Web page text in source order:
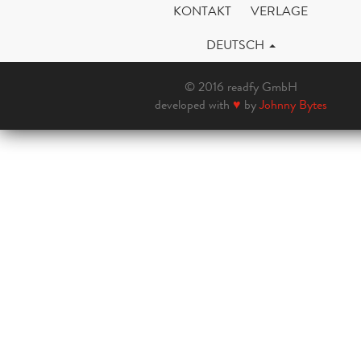
KONTAKT
VERLAGE
DEUTSCH
© 2016 readfy GmbH
developed with ♥ byJohnny Bytes